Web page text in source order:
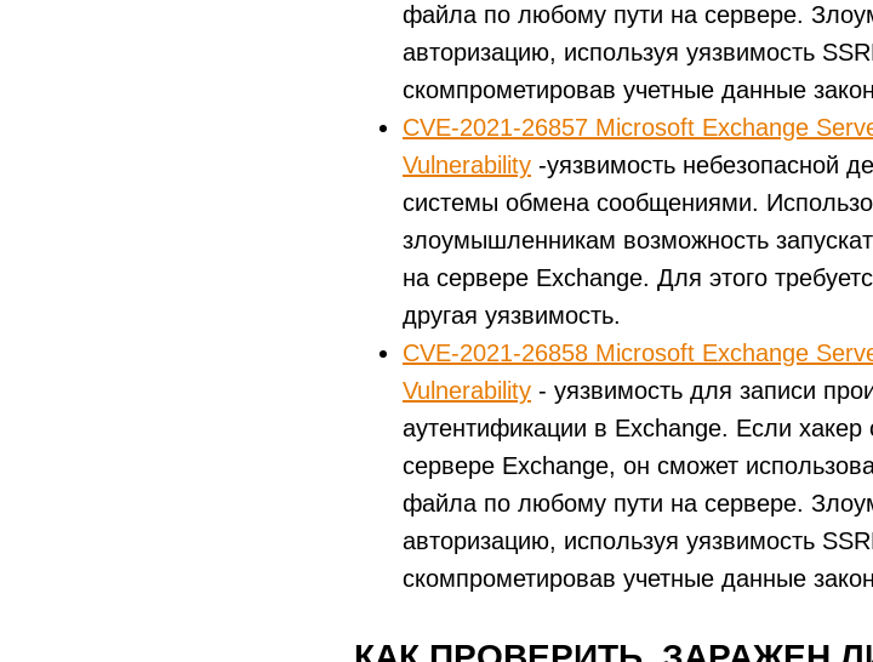
файла по любому пути на сервере.
авторизацию, используя уязвимость
скомпрометировав учетные данные
CVE-2021-26857 Microsoft Exchange
Vulnerability -уязвимость небезопасной
системы обмена сообщениями.
злоумышленникам возможность
на сервере Exchange. Для этого
другая уязвимость.
CVE-2021-26858 Microsoft Exchange
Vulnerability - уязвимость для записи
аутентификации в Exchange. Если
сервере Exchange, он сможет
файла по любому пути на сервере.
авторизацию, используя уязвимость
скомпрометировав учетные данные